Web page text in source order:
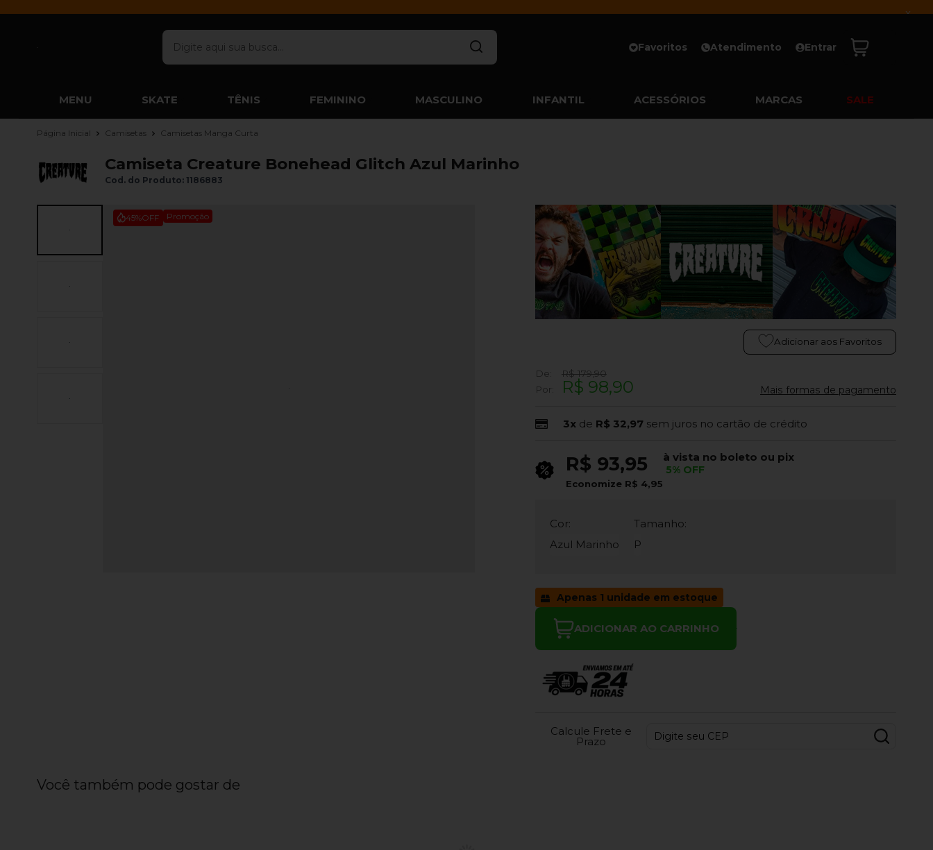
x
Favoritos Atendimento Entrar
MENU SKATE TÊNIS FEMININO MASCULINO INFANTIL ACESSÓRIOS MARCAS SALE
Página Inicial Camisetas Camisetas Manga Curta
Camiseta Creature Bonehead Glitch Azul Marinho
Cod. do Produto: 1186883
45%OFF Promoção
Adicionar aos Favoritos
De:
R$ 179,90
Por:
R$ 98,90 Mais formas de pagamento
3x de R$ 32,97 sem juros no cartão de crédito
R$ 93,95 à vista no boleto ou pix
5% OFF
Economize R$ 4,95
Cor:
Azul Marinho
Tamanho:
P
Apenas 1 unidade em estoque
ADICIONAR AO CARRINHO
Calcule Frete e
Prazo
Você também pode gostar de